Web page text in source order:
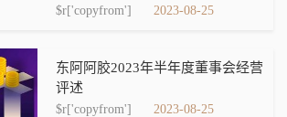
$r['copyfrom'] 2023-08-25
东阿阿胶2023年半年度董事会经营
评述
$r['copyfrom'] 2023-08-25